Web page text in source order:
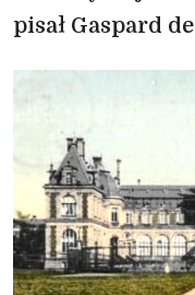
pisał Gaspard